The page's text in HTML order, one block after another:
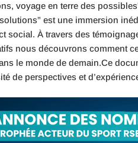
voyage en terre des
est une immersion
social. À travers des
nous découvrons comment
le monde de demain.Ce
de perspectives et